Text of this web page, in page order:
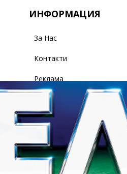
ИНФОРМАЦИЯ
За Нас
Контакти
Реклама
Условия За Ползване
Поверителност